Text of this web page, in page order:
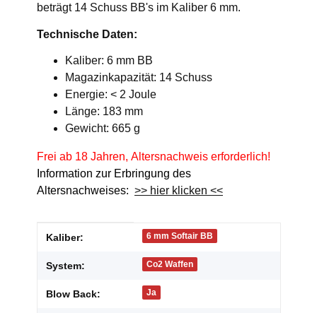
beträgt 14 Schuss BB's im Kaliber 6 mm.
Technische Daten:
Kaliber: 6 mm BB
Magazinkapazität: 14 Schuss
Energie: < 2 Joule
Länge: 183 mm
Gewicht: 665 g
Frei ab 18 Jahren, Altersnachweis erforderlich!
Information zur Erbringung des
Altersnachweises: >> hier klicken <<
Produkteigenschaft
Wert
Kaliber: 6 mm Softair BB
System: Co2 Waffen
Blow Back: Ja